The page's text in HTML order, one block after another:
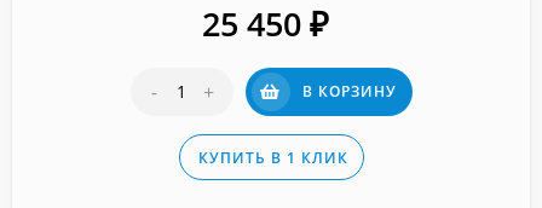
25 450 ₽
- + В КОРЗИНУ
КУПИТЬ В 1 КЛИК